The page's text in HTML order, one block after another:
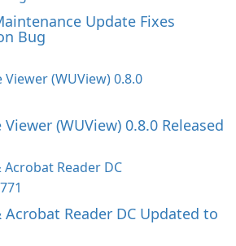
Update Fixes
Bug
(WUView) 0.8.0 Released
Reader DC Updated to